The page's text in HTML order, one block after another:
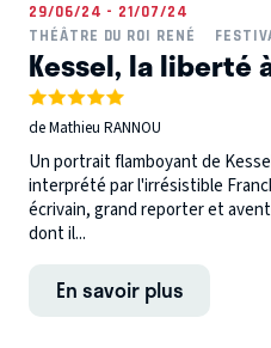
29/06/24 - 21/07/24
THÉÂTRE DU ROI RENÉ
Kessel, la liberté
de Mathieu RANNOU
Un portrait flamboyant de
interprété par l'irrésistible
écrivain, grand reporter et
dont il...
En savoir plus